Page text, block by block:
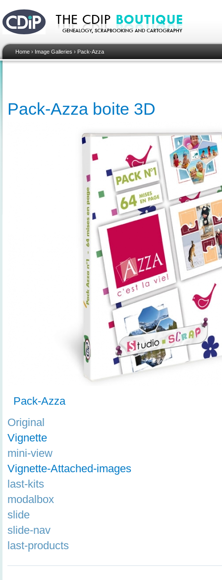
Home › Image Galleries › Pack-Azza
Pack-Azza boite 3D
Pack-Azza
Original
Vignette
mini-view
Vignette-Attached-images
last-kits
modalbox
slide
slide-nav
last-products